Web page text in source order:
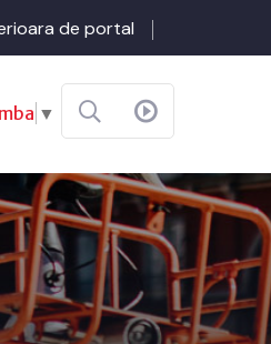
de portal
▼